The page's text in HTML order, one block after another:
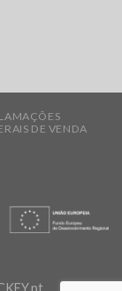
DE VENDA